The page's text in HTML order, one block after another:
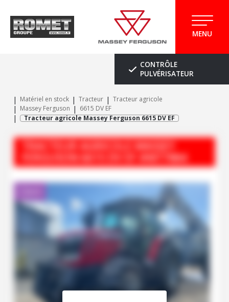
MENU
CONTRÔLE
PULVÉRISATEUR
Matériel en stock Tracteur
Tracteur agricole
Massey Ferguson
6615 DV EF
Tracteur agricole Massey Ferguson 6615 DV EF
TRACTEUR AGRICOLE
#M77884